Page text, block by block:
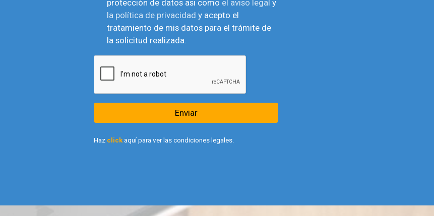
protección de datos asi como el aviso legal y
la política de privacidad y acepto el
tratamiento de mis datos para el trámite de
la solicitud realizada.
Enviar
Haz clickaquí para ver las condiciones legales.